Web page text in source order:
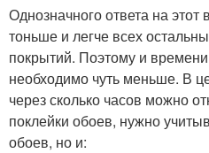
Однозначного ответа на
тоньше и легче всех
покрытий. Поэтому и
необходимо чуть меньше. В
через сколько часов можно
поклейки обоев, нужно
обоев, но и: